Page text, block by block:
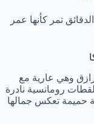
تمر كأنها عمر
وهي عارية مع
رومانسية نادرة
حميمة تعكس جمالها